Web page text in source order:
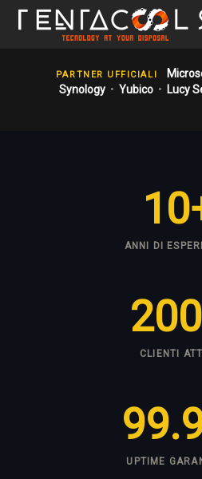
PARTNER UFFICIALI
Synology• Yubico• Lucy
ANNI DI
CLIENTI
UPTIME